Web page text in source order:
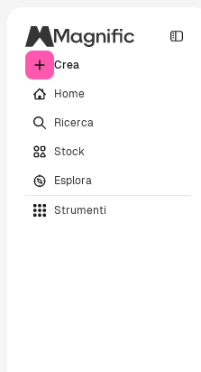
Crea
Home
Ricerca
Stock
Esplora
Strumenti